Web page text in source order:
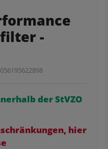
-
der StVZO
hier